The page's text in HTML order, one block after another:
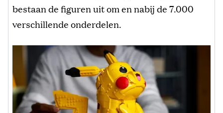
bestaan de figuren uit om en nabij de 7.000
verschillende onderdelen.